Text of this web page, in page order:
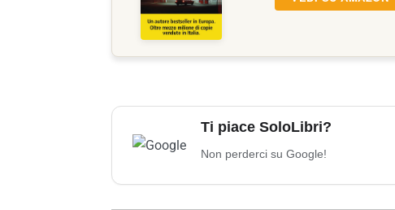
Ti piace SoloLibri?
Non perderci su Google!